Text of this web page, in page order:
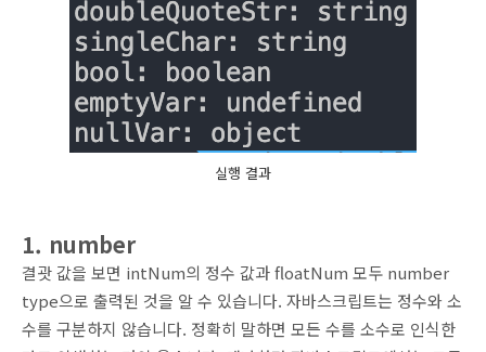
실행 결과
1. number
결괏 값을 보면 intNum의 정수 값과 floatNum 모두 number
type으로 출력된 것을 알 수 있습니다. 자바스크립트는 정수와 소
수를 구분하지 않습니다. 정확히 말하면 모든 수를 소수로 인식한